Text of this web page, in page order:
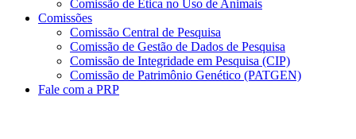
Comissão de Ética no Uso de Animais
Comissões
Comissão Central de Pesquisa
Comissão de Gestão de Dados de Pesquisa
Comissão de Integridade em Pesquisa (CIP)
Comissão de Patrimônio Genético (PATGEN)
Fale com a PRP